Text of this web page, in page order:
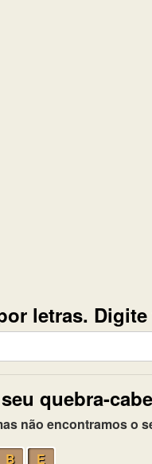
letras.
quebra-
não encontramos o
B
E